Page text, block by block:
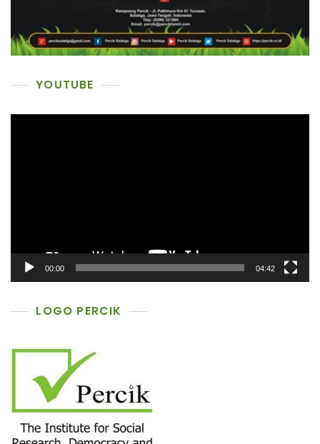
YOUTUBE
00:00 04:42
LOGO PERCIK